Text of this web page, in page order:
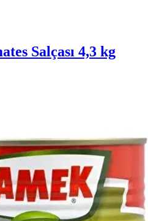
Salçası 4,3 kg